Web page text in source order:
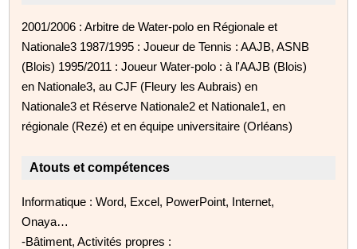
2001/2006 : Arbitre de Water-polo en Régionale et
Nationale3 1987/1995 : Joueur de Tennis : AAJB, ASNB
(Blois) 1995/2011 : Joueur Water-polo : à l'AAJB (Blois)
en Nationale3, au CJF (Fleury les Aubrais) en
Nationale3 et Réserve Nationale2 et Nationale1, en
régionale (Rezé) et en équipe universitaire (Orléans)
Atouts et compétences
Informatique : Word, Excel, PowerPoint, Internet,
Onaya…
-Bâtiment, Activités propres :